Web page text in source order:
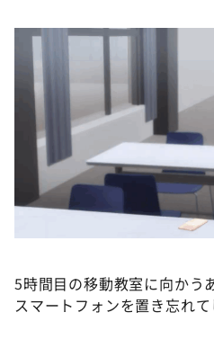
5時間目の移動教室に向かう
スマートフォンを置き忘れて